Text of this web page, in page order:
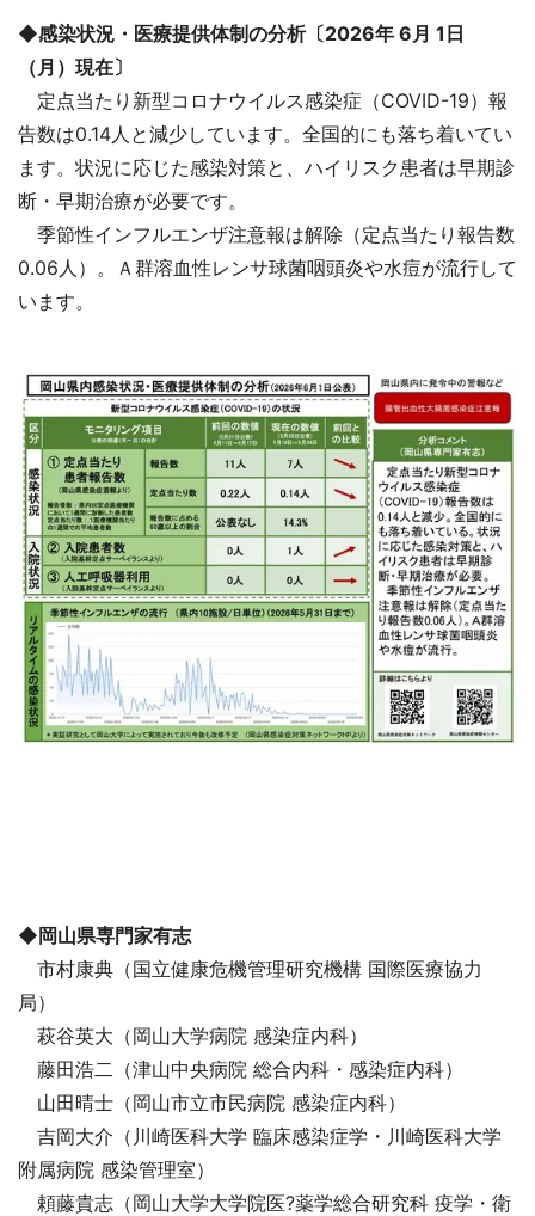
◆感染状況・医療提供体制の分析〔2026年 6月 1日
（月）現在〕
定点当たり新型コロナウイルス感染症（COVID-19）報
告数は0.14人と減少しています。全国的にも落ち着いてい
ます。状況に応じた感染対策と、ハイリスク患者は早期診
断・早期治療が必要です。
季節性インフルエンザ注意報は解除（定点当たり報告数
0.06人）。Ａ群溶血性レンサ球菌咽頭炎や水痘が流行して
います。
◆岡山県専門家有志
市村康典（国立健康危機管理研究機構 国際医療協力
局）
萩谷英大（岡山大学病院 感染症内科）
藤田浩二（津山中央病院 総合内科・感染症内科）
山田晴士（岡山市立市民病院 感染症内科）
吉岡大介（川崎医科大学 臨床感染症学・川崎医科大学
附属病院 感染管理室）
頼藤貴志（岡山大学大学院医?薬学総合研究科 疫学・衛